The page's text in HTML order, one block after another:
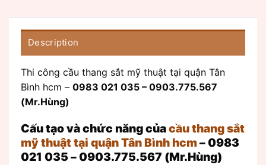
Description
Thi công cầu thang sắt mỹ thuật tại quận Tân
Bình hcm – 0983 021 035 – 0903.775.567
(Mr.Hùng)
Cấu tạo và chức năng củacầu thang sắt
mỹ thuật tại quận Tân Bình hcm– 0983
021 035 – 0903.775.567 (Mr.Hùng)